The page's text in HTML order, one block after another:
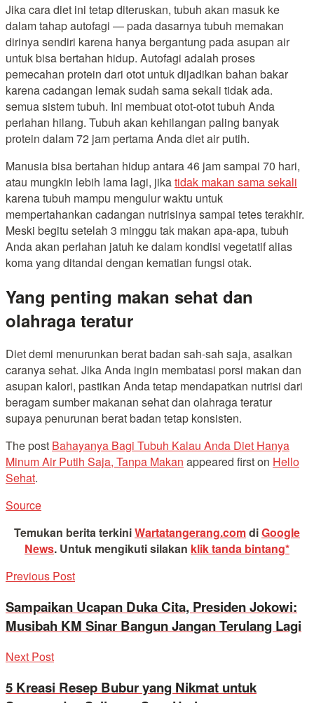
Jika cara diet ini tetap diteruskan, tubuh akan masuk ke
dalam tahap autofagi — pada dasarnya tubuh memakan
dirinya sendiri karena hanya bergantung pada asupan air
untuk bisa bertahan hidup. Autofagi adalah proses
pemecahan protein dari otot untuk dijadikan bahan bakar
karena cadangan lemak sudah sama sekali tidak ada.
semua sistem tubuh. Ini membuat otot-otot tubuh Anda
perlahan hilang. Tubuh akan kehilangan paling banyak
protein dalam 72 jam pertama Anda diet air putih.
Manusia bisa bertahan hidup antara 46 jam sampai 70 hari,
atau mungkin lebih lama lagi, jikatidak makan sama sekali
karena tubuh mampu mengulur waktu untuk
mempertahankan cadangan nutrisinya sampai tetes terakhir.
Meski begitu setelah 3 minggu tak makan apa-apa, tubuh
Anda akan perlahan jatuh ke dalam kondisi vegetatif alias
koma yang ditandai dengan kematian fungsi otak.
Yang penting makan sehat dan
olahraga teratur
Diet demi menurunkan berat badan sah-sah saja, asalkan
caranya sehat. Jika Anda ingin membatasi porsi makan dan
asupan kalori, pastikan Anda tetap mendapatkan nutrisi dari
beragam sumber makanan sehat dan olahraga teratur
supaya penurunan berat badan tetap konsisten.
The post Bahayanya Bagi Tubuh Kalau Anda Diet Hanya
Minum Air Putih Saja, Tanpa Makan appeared first on Hello
Sehat.
Source
Temukan berita terkiniWartatangerang.comdiGoogle
News. Untuk mengikuti silakan klik tanda bintang*
Previous Post
Sampaikan Ucapan Duka Cita, Presiden Jokowi:
Musibah KM Sinar Bangun Jangan Terulang Lagi
Next Post
5 Kreasi Resep Bubur yang Nikmat untuk